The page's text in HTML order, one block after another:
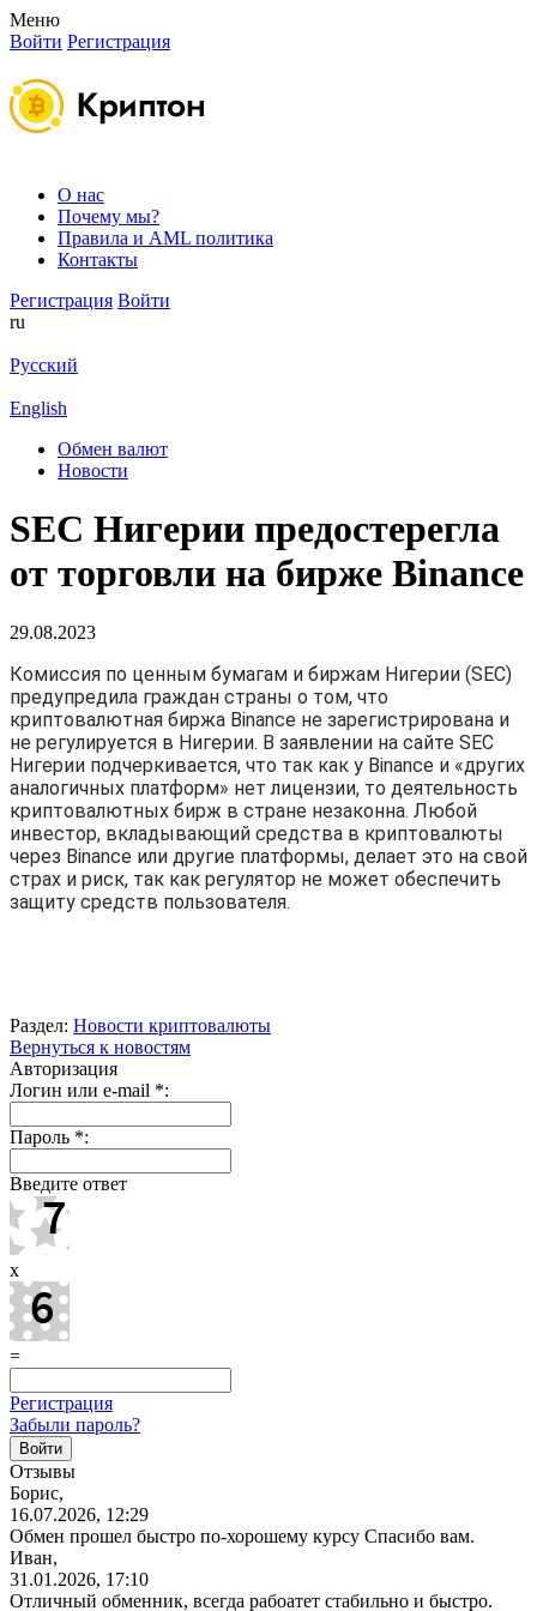
Меню
Войти Регистрация
О нас
Почему мы?
Правила и AML политика
Контакты
Регистрация Войти
ru
Русский
English
Обмен валют
Новости
SEC Нигерии предостерегла
от торговли на бирже Binance
29.08.2023
Комиссия по ценным бумагам и биржам Нигерии (SEC)
предупредила граждан страны о том, что
криптовалютная биржа Binance не зарегистрирована и
не регулируется в Нигерии. В заявлении на сайте SEC
Нигерии подчеркивается, что так как у Binance и «других
аналогичных платформ» нет лицензии, то деятельность
криптовалютных бирж в стране незаконна. Любой
инвестор, вкладывающий средства в криптовалюты
через Binance или другие платформы, делает это на свой
страх и риск, так как регулятор не может обеспечить
защиту средств пользователя.
Раздел: Новости криптовалюты
Вернуться к новостям
Авторизация
Логин или e-mail *:
Пароль *:
Введите ответ
x
=
Регистрация
Забыли пароль?
Отзывы
Борис,
16.07.2026, 12:29
Обмен прошел быстро по-хорошему курсу Спасибо вам.
Иван,
31.01.2026, 17:10
Отличный обменник, всегда рабоатет стабильно и быстро.